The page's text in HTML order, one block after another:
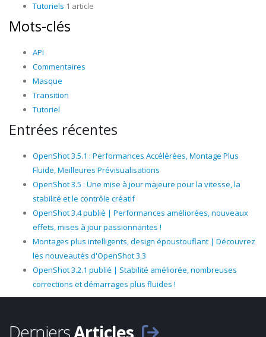
Tutoriels 1 article
Mots-clés
API
Commentaires
Masque
Transition
Tutoriel
Entrées récentes
OpenShot 3.5.1 : Performances Accélérées, Montage Plus
Fluide, Meilleures Prévisualisations
OpenShot 3.5 : Une mise à jour majeure pour la vitesse, la
stabilité et le contrôle créatif
OpenShot 3.4 publié | Performances améliorées, nouveaux
effets, mises à jour passionnantes !
Montages plus intelligents, design époustouflant | Découvrez
les nouveautés d'OpenShot 3.3
OpenShot 3.2.1 publié | Stabilité améliorée, nombreuses
corrections et démarrages plus fluides !
DerniersArticles